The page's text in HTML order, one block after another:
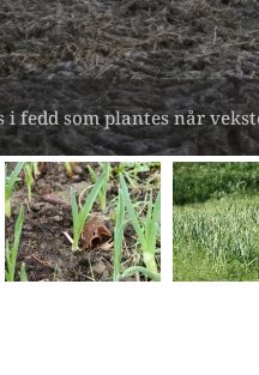
i fedd som plantes når